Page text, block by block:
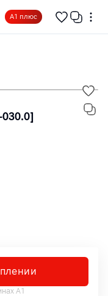
А1 плюс
А1